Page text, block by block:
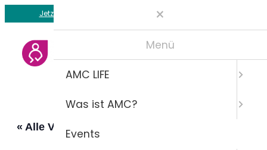
Jetzt Mitglied und Teil unserer Gemeinschaft werden
« Alle Veranstaltungen
Menü
AMC LIFE
Was ist AMC?
Events